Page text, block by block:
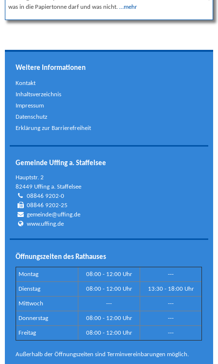
was in die Papiertonne darf und was nicht.…mehr
Weitere Informationen
Kontakt
Inhaltsverzeichnis
Impressum
Datenschutz
Erklärung zur Barrierefreiheit
Gemeinde Uffing a. Staffelsee
Hauptstr. 2
82449 Uffing a. Staffelsee
08846 9202-0
08846 9202-25
gemeinde@uffing.de
www.uffing.de
Öffnungszeiten des Rathauses
Montag 08:00 - 12:00 Uhr ---
Dienstag 08:00 - 12:00 Uhr 13:30 - 18:00 Uhr
Mittwoch --- ---
Donnerstag 08:00 - 12:00 Uhr ---
Freitag 08:00 - 12:00 Uhr ---
Außerhalb der Öffnungszeiten sind Terminvereinbarungen möglich.